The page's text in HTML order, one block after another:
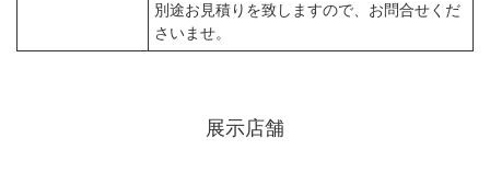
別途お見積りを致しますので、お問合せくだ
さいませ。
展示店舗